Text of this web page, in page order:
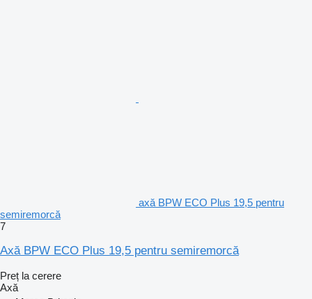
axă BPW ECO Plus 19,5 pentru
semiremorcă
7
Axă BPW ECO Plus 19,5 pentru semiremorcă
Preț la cerere
Axă